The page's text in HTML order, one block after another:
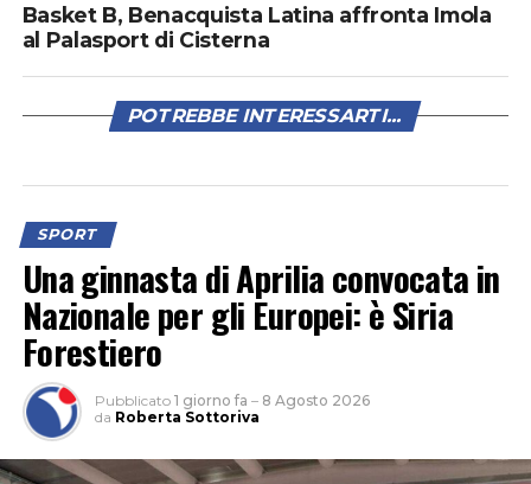
Basket B, Benacquista Latina affronta Imola
al Palasport di Cisterna
POTREBBE INTERESSARTI...
SPORT
Una ginnasta di Aprilia convocata in
Nazionale per gli Europei: è Siria
Forestiero
Pubblicato 1 giorno fa – 8 Agosto 2026
da Roberta Sottoriva